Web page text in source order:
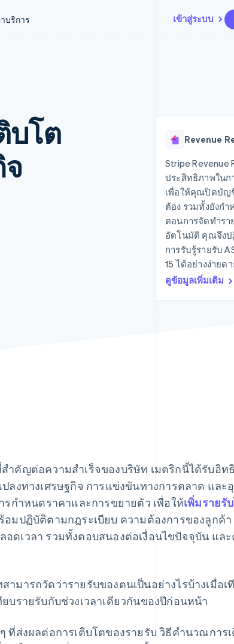
บริการ เข้าสู่ระบบ
การบริการ การเดินทาง และสันทนาการ
ประกันภัย
องค์กรไม่แสวงผลกำไร
บริการเฉพาะทาง
งาน
ยู่
เจนต์
สถานะ API
ห้องข่าว
Stripe Press
บโต
Revenue
Stripe Revenue
ประสิทธิภาพใน
เพื่อให้คุณปิดบัญ
ต้อง รวมทั้งยังก
ตอนการจัดทำรา
อัตโนมัติ คุณจึง
การรับรู้รายรับ
15 ได้อย่างง่ายด
ดูข้อมูลเพิ่มเติม
าคัญต่อความสําเร็จของบริษัท เมตริกนี้ได้รับอิท
ลงทางเศรษฐกิจ การแข่งขันทางการตลาด และ
กําหนดราคาและการขยายตัว เพื่อให้เพิ่มรายรับ
มปฏิบัติตามกฎระเบียบ ความต้องการของลูกค้า
ดเวลา รวมทั้งตอบสนองต่อเงื่อนไขปัจจุบัน แล
ามารถวัดว่ารายรับของตนเป็นอย่างไรบ้างเมื่อเ
บรายรับกับช่วงเวลาเดียวกันของปีก่อนหน้า
ที่ส่งผลต่อการเติบโตของรายรับ วิธีคํานวณการ